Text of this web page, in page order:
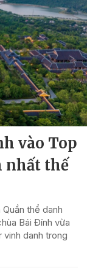
vào Top
nhất thế
thể danh
Bái Đính vừa
danh trong